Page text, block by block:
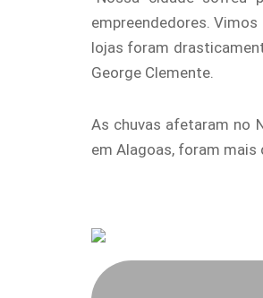
empreendedores.
lojas foram
George Clemente.
As chuvas afetaram no
em Alagoas, foram